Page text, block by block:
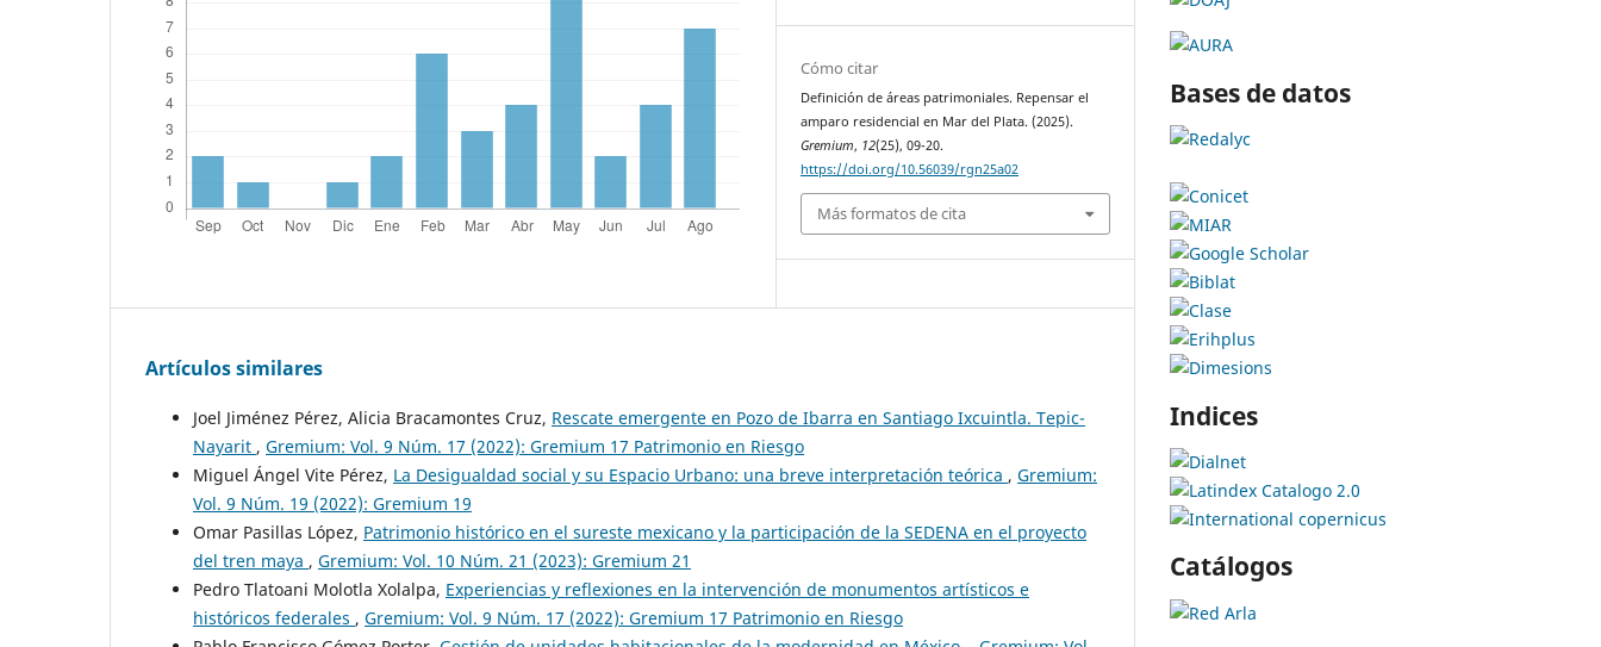
Cómo citar
Definición de áreas patrimoniales. Repensar el
amparo residencial en Mar del Plata. (2025).
Gremium, 12(25), 09-20.
https://doi.org/10.56039/rgn25a02
Más formatos de cita
Artículos similares
Joel Jiménez Pérez, Alicia Bracamontes Cruz, Rescate emergente en Pozo de Ibarra en Santiago Ixcuintla. Tepic-
Nayarit , Gremium: Vol. 9 Núm. 17 (2022): Gremium 17 Patrimonio en Riesgo
Miguel Ángel Vite Pérez, La Desigualdad social y su Espacio Urbano: una breve interpretación teórica , Gremium:
Vol. 9 Núm. 19 (2022): Gremium 19
Omar Pasillas López, Patrimonio histórico en el sureste mexicano y la participación de la SEDENA en el proyecto
del tren maya , Gremium: Vol. 10 Núm. 21 (2023): Gremium 21
Pedro Tlatoani Molotla Xolalpa, Experiencias y reflexiones en la intervención de monumentos artísticos e
históricos federales , Gremium: Vol. 9 Núm. 17 (2022): Gremium 17 Patrimonio en Riesgo
Bases de datos
Indices
Catálogos